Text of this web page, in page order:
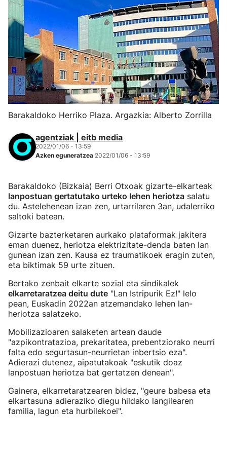
Barakaldoko Herriko Plaza. Argazkia: Alberto Zorrilla
agentziak | eitb media
2022/01/06 - 13:59
Azken eguneratzea 2022/01/06 - 13:59
Barakaldoko (Bizkaia) Berri Otxoak gizarte-elkarteak
lanpostuan gertatutako urteko lehen heriotza salatu
du. Astelehenean izan zen, urtarrilaren 3an, udalerriko
saltoki batean.
Gizarte bazterketaren aurkako plataformak jakitera
eman duenez, heriotza elektrizitate-denda baten lan
gunean izan zen. Kausa ez traumatikoek eragin zuten,
eta biktimak 59 urte zituen.
Bertako zenbait elkarte sozial eta sindikalek
elkarretaratzea deitu dute "Lan Istripurik Ez!" lelo
pean, Euskadin 2022an atzemandako lehen lan-
heriotza salatzeko.
Mobilizazioaren salaketen artean daude
"azpikontratazioa, prekaritatea, prebentziorako neurri
falta edo segurtasun-neurrietan inbertsio eza".
Adierazi dutenez, aipatutakoak "eskutik doaz
lanpostuan heriotza bat gertatzen denean".
Gainera, elkarretaratzearen bidez, "geure babesa eta
elkartasuna adieraziko diegu hildako langilearen
familia, lagun eta hurbilekoei".